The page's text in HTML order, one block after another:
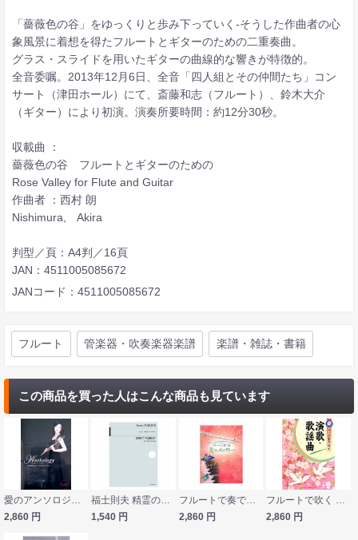
「薔薇色の谷」をゆっくりと歩み下っていく-そうした作曲者の心
象風景に着想を得たフルートとギターのための二重奏曲。
グラス・スライドを用いたギターの曲線的な響きが特徴的。
全音委嘱。2013年12月6日、全音「四人組とその仲間たち」コン
サート（津田ホール）にて、斎藤和志（フルート）、鈴木大介
（ギター）により初演。演奏所要時間：約12分30秒。
収載曲 ：
薔薇色の谷 フルートとギターのための
Rose Valley for Flute and Guitar
作曲者 ：西村 朗
Nishimura, Akira
判型／頁：A4判／16頁
JAN：4511005085672
JANコード：4511005085672
フルート 管楽器・吹奏楽器楽譜 楽譜・雑誌・書籍
この商品を買った人はこんな商品も見ています
愛のアンソロジー 山形由美 オフィシャル・スコアブック アルソ出版
2,860 円
福士則夫 精霊の森 全音楽譜出版社
1,540 円
フルートで奏でる愛のメロディー ピアノ伴奏譜＆ピアノ伴奏CD付 全音楽譜出版社
2,860 円
フルートで吹く 演歌・歌謡曲 カラオケCD付 ヤマハミュージックメディア
2,860 円